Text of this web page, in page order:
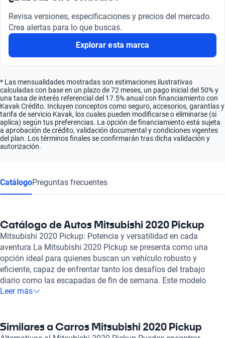
Revisa versiones, especificaciones y precios del mercado.
Crea alertas para lo que buscas.
Explorar esta marca
* Las mensualidades mostradas son estimaciones ilustrativas
calculadas con base en un plazo de 72 meses, un pago inicial del 50% y
una tasa de interés referencial del 17.5% anual con financiamiento con
Kavak Crédito. Incluyen conceptos como seguro, accesorios, garantías y
tarifa de servicio Kavak, los cuales pueden modificarse o eliminarse (si
aplica) según tus preferencias. La opción de financiamiento está sujeta
a aprobación de crédito, validación documental y condiciones vigentes
del plan. Los términos finales se confirmarán tras dicha validación y
autorización.
CatálogoPreguntas frecuentes
Catálogo de Autos Mitsubishi 2020 Pickup
Mitsubishi 2020 Pickup: Potencia y versatilidad en cada
aventura La Mitsubishi 2020 Pickup se presenta como una
opción ideal para quienes buscan un vehículo robusto y
eficiente, capaz de enfrentar tanto los desafíos del trabajo
diario como las escapadas de fin de semana. Este modelo
destaca por su impresionante capacidad de carga, lo que la
musculoso y atractivo, refleja su ingeniería de alta calidad,
mientras que su interior ofrece espacio y confort, permitiendo a
Leer más
Similares a Carros Mitsubishi 2020 Pickup